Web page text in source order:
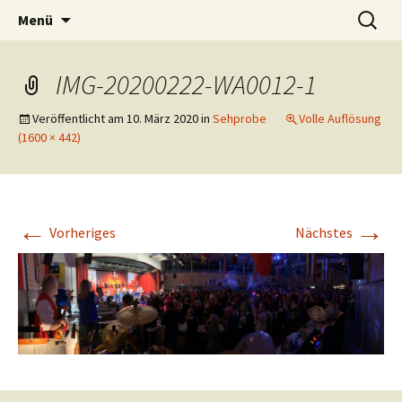
O-Ton Weisenau
Tanzband Mainz Live Musik Band
Unterhaltung Tanzmusik
Menü
Suchen
nach:
IMG-20200222-WA0012-1
Veröffentlicht am 10. März 2020in Sehprobe
Volle Auflösung
(1600 × 442)
← Vorheriges Nächstes →